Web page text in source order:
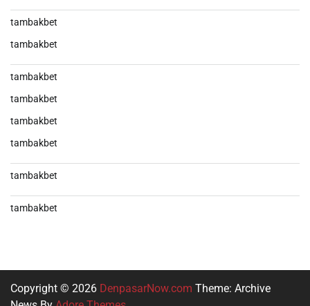
tambakbet
tambakbet
tambakbet
tambakbet
tambakbet
tambakbet
tambakbet
tambakbet
Copyright © 2026 DenpasarNow.com Theme: Archive